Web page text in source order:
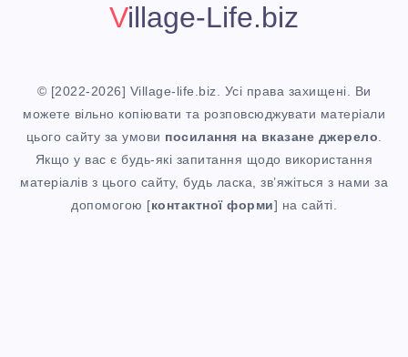
Village-Life.biz
© [2022-2026] Village-life.biz. Усі права захищені. Ви
можете вільно копіювати та розповсюджувати матеріали
цього сайту за умови посилання на вказане джерело.
Якщо у вас є будь-які запитання щодо використання
матеріалів з цього сайту, будь ласка, зв’яжіться з нами за
допомогою [контактної форми] на сайті.